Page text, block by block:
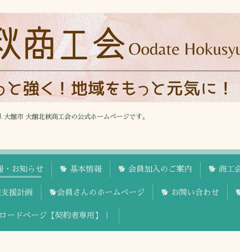
館市 大館北秋商工会の公式ホームページです。
・お知らせ 🐕 基本情報 🐕 会員加入のご案内 🐕 商工
援計画 🐕会員さんのホームページ 🐕 お問い合わせ
ードページ【契約者専用】｜